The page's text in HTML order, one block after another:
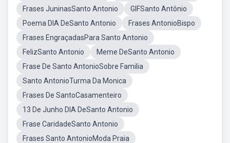
Frases JuninasSanto Antonio
GIFSanto Antônio
Poema DIA DeSanto Antonio
Frases AntonioBispo
Frases EngraçadasPara Santo Antonio
FelizSanto Antonio
Meme DeSanto Antonio
Frase De Santo AntonioSobre Familia
Santo AntonioTurma Da Monica
Frases De SantoCasamenteiro
13 De Junho DIA DeSanto Antonio
Frase CaridadeSanto Antonio
Frases Santo AntonioModa Praia